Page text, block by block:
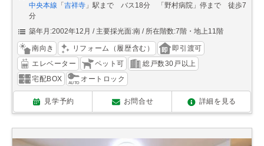
中央本線 「 吉祥寺 」駅まで バス18分 「野村病院」停まで 徒歩7
分
築年月:2002年12月
主要採光面:南 所在階数:7階・地上11階
南向き リフォーム（履歴含む）
即引渡可
エレベーター
ペット可
総戸数30戸以上
宅配BOX
オートロック
見学予約 お問合せ 詳細を見る